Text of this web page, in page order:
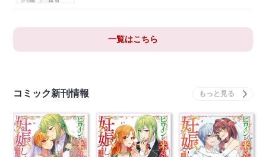
一覧はこちら
コミック新刊情報